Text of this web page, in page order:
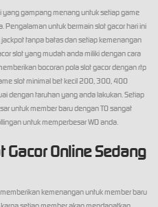
yang gampang menang untuk setiap game
Pengalaman untuk bermain slot gacor hari ini
tanpa batas dan setiap kemenangan
slot yang mudah anda miliki dengan cara
bocoran pola slot gacor dengan rtp
slot minimal bet kecil 200, 300, 400
dengan taruhan yang anda lakukan. Setiap
untuk member baru dengan TO sangat
untuk memperbesar WD anda.
Gacor Online Sedang
kemenangan untuk member baru